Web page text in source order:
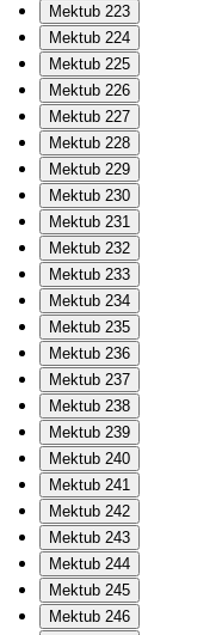
Mektub 223
Mektub 224
Mektub 225
Mektub 226
Mektub 227
Mektub 228
Mektub 229
Mektub 230
Mektub 231
Mektub 232
Mektub 233
Mektub 234
Mektub 235
Mektub 236
Mektub 237
Mektub 238
Mektub 239
Mektub 240
Mektub 241
Mektub 242
Mektub 243
Mektub 244
Mektub 245
Mektub 246